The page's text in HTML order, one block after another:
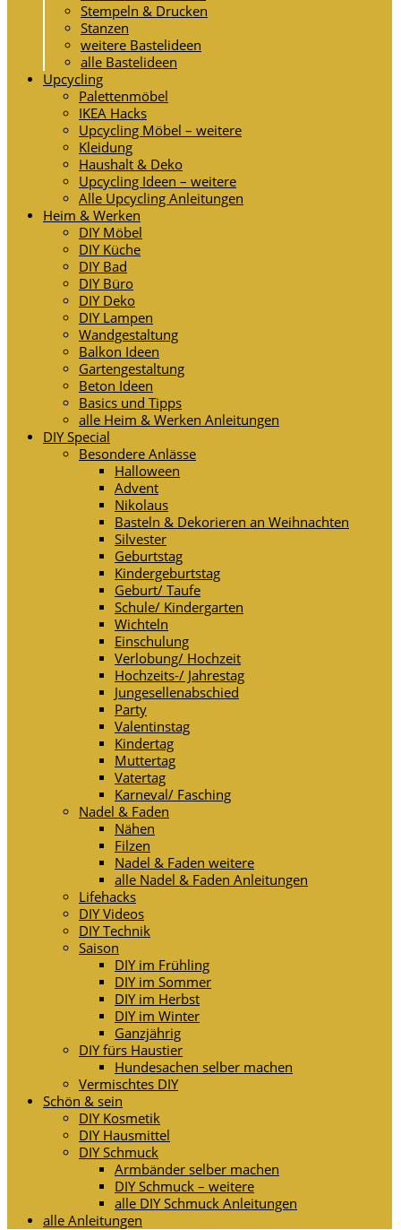
Stempeln & Drucken
Stanzen
weitere Bastelideen
alle Bastelideen
Upcycling
Palettenmöbel
IKEA Hacks
Upcycling Möbel – weitere
Kleidung
Haushalt & Deko
Upcycling Ideen – weitere
Alle Upcycling Anleitungen
Heim & Werken
DIY Möbel
DIY Küche
DIY Bad
DIY Büro
DIY Deko
DIY Lampen
Wandgestaltung
Balkon Ideen
Gartengestaltung
Beton Ideen
Basics und Tipps
alle Heim & Werken Anleitungen
DIY Special
Besondere Anlässe
Halloween
Advent
Nikolaus
Basteln & Dekorieren an Weihnachten
Silvester
Geburtstag
Kindergeburtstag
Geburt/ Taufe
Schule/ Kindergarten
Wichteln
Einschulung
Verlobung/ Hochzeit
Hochzeits-/ Jahrestag
Jungesellenabschied
Party
Valentinstag
Kindertag
Muttertag
Vatertag
Karneval/ Fasching
Nadel & Faden
Nähen
Filzen
Nadel & Faden weitere
alle Nadel & Faden Anleitungen
Lifehacks
DIY Videos
DIY Technik
Saison
DIY im Frühling
DIY im Sommer
DIY im Herbst
DIY im Winter
Ganzjährig
DIY fürs Haustier
Hundesachen selber machen
Vermischtes DIY
Schön & sein
DIY Kosmetik
DIY Hausmittel
DIY Schmuck
Armbänder selber machen
DIY Schmuck – weitere
alle DIY Schmuck Anleitungen
alle Anleitungen